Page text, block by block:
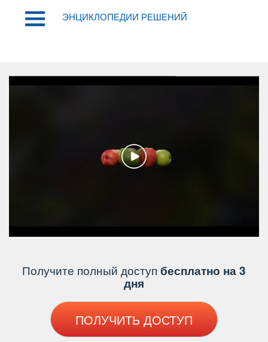
ЭНЦИКЛОПЕДИИ РЕШЕНИЙ
Получите полный доступ есплатно на 3
дня
ПОЛУЧИТЬ ДОСТУП